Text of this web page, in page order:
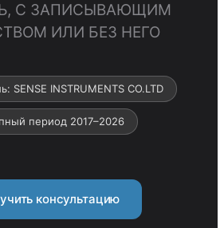
С ЗАПИСЫВАЮЩИМ
ИЛИ БЕЗ НЕГО
SENSE INSTRUMENTS CO.LTD
период 2017–2026
консультацию